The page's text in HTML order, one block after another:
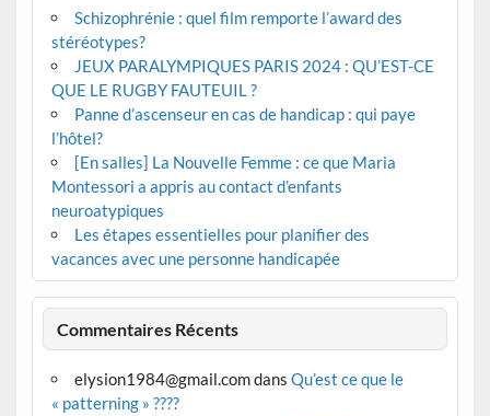
Schizophrénie : quel film remporte l’award des
stéréotypes?
JEUX PARALYMPIQUES PARIS 2024 : QU’EST-CE
QUE LE RUGBY FAUTEUIL ?
Panne d’ascenseur en cas de handicap : qui paye
l’hôtel?
[En salles] La Nouvelle Femme : ce que Maria
Montessori a appris au contact d’enfants
neuroatypiques
Les étapes essentielles pour planifier des
vacances avec une personne handicapée
Commentaires Récents
elysion1984@gmail.comdans Qu’est ce que le
« patterning » ????